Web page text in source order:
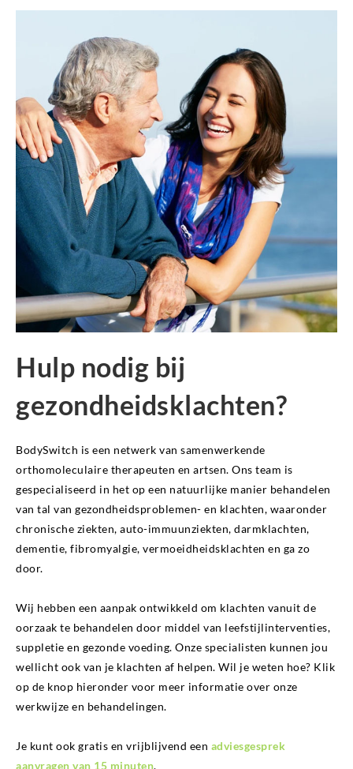
Hulp nodig bij
gezondheidsklachten?
BodySwitch is een netwerk van samenwerkende
orthomoleculaire therapeuten en artsen. Ons team is
gespecialiseerd in het op een natuurlijke manier behandelen
van tal van gezondheidsproblemen- en klachten, waaronder
chronische ziekten, auto-immuunziekten, darmklachten,
dementie, fibromyalgie, vermoeidheidsklachten en ga zo
door.
Wij hebben een aanpak ontwikkeld om klachten vanuit de
oorzaak te behandelen door middel van leefstijlinterventies,
suppletie en gezonde voeding. Onze specialisten kunnen jou
wellicht ook van je klachten af helpen. Wil je weten hoe? Klik
op de knop hieronder voor meer informatie over onze
werkwijze en behandelingen.
Je kunt ook gratis en vrijblijvend een adviesgesprek
aanvragen van 15 minuten.